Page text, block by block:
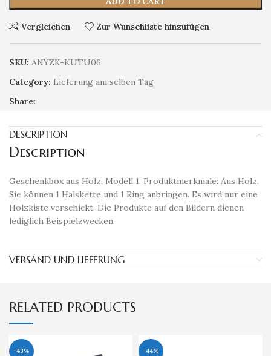
Vergleichen Zur Wunschliste hinzufügen
SKU: ANYZK-KUTU06
Category: Lieferung am selben Tag
Share:
DESCRIPTION
Description
Geschenkbox aus Holz, Modell 1. Produktmerkmale: Aus Holz.
Sie können 1 Halskette und 1 Ring anbringen. Es wird nur eine
Holzkiste verschickt. Die Produkte auf den Bildern dienen
lediglich Beispielzwecken.
VERSAND UND LIEFERUNG
RELATED PRODUCTS
-43% -44%